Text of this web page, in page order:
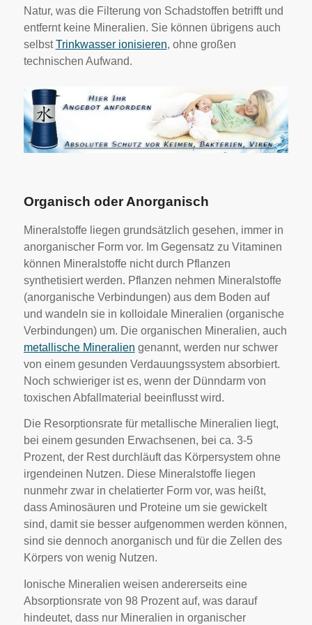
Natur, was die Filterung von Schadstoffen betrifft und
entfernt keine Mineralien. Sie können übrigens auch
selbstTrinkwasser ionisieren, ohne großen
technischen Aufwand.
Organisch oder Anorganisch
Mineralstoffe liegen grundsätzlich gesehen, immer in
anorganischer Form vor. Im Gegensatz zu Vitaminen
können Mineralstoffe nicht durch Pflanzen
synthetisiert werden. Pflanzen nehmen Mineralstoffe
(anorganische Verbindungen) aus dem Boden auf
und wandeln sie in kolloidale Mineralien (organische
Verbindungen) um. Die organischen Mineralien, auch
metallische Mineralien genannt, werden nur schwer
von einem gesunden Verdauungssystem absorbiert.
Noch schwieriger ist es, wenn der Dünndarm von
toxischen Abfallmaterial beeinflusst wird.
Die Resorptionsrate für metallische Mineralien liegt,
bei einem gesunden Erwachsenen, bei ca. 3-5
Prozent, der Rest durchläuft das Körpersystem ohne
irgendeinen Nutzen. Diese Mineralstoffe liegen
nunmehr zwar in chelatierter Form vor, was heißt,
dass Aminosäuren und Proteine um sie gewickelt
sind, damit sie besser aufgenommen werden können,
sind sie dennoch anorganisch und für die Zellen des
Körpers von wenig Nutzen.
Ionische Mineralien weisen andererseits eine
Absorptionsrate von 98 Prozent auf, was darauf
hindeutet, dass nur Mineralien in organischer